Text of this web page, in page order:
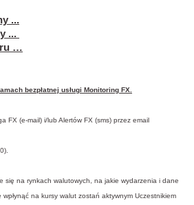
...
...
…
bezpłatnej usługi Monitoring FX.
FX (e-mail) i/lub Alertów FX (sms) przez email
się na rynkach walutowych, na jakie wydarzenia i dane
na kursy walut zostań aktywnym Uczestnikiem